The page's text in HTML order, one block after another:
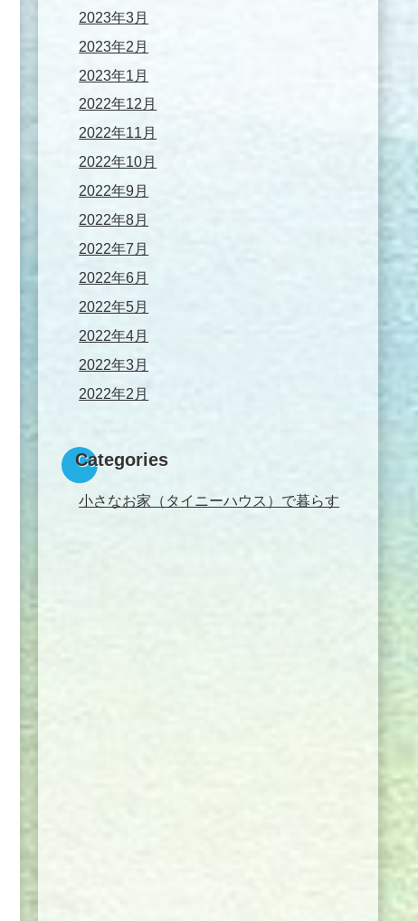
2023年3月
2023年2月
2023年1月
2022年12月
2022年11月
2022年10月
2022年9月
2022年8月
2022年7月
2022年6月
2022年5月
2022年4月
2022年3月
2022年2月
Categories
小さなお家（タイニーハウス）で暮らす